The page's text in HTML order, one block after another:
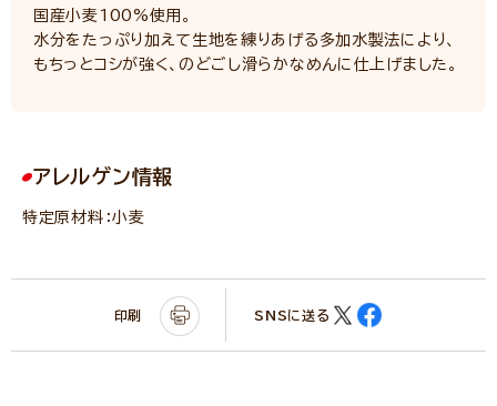
国産小麦100%使用。
水分をたっぷり加えて生地を練りあげる多加水製法により、
もちっとコシが強く、のどごし滑らかなめんに仕上げました。
アレルゲン情報
特定原材料：小麦
印刷 SNSに送る